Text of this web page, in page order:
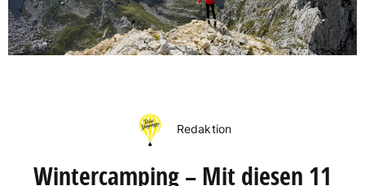
Redaktion
Wintercamping – Mit diesen 11